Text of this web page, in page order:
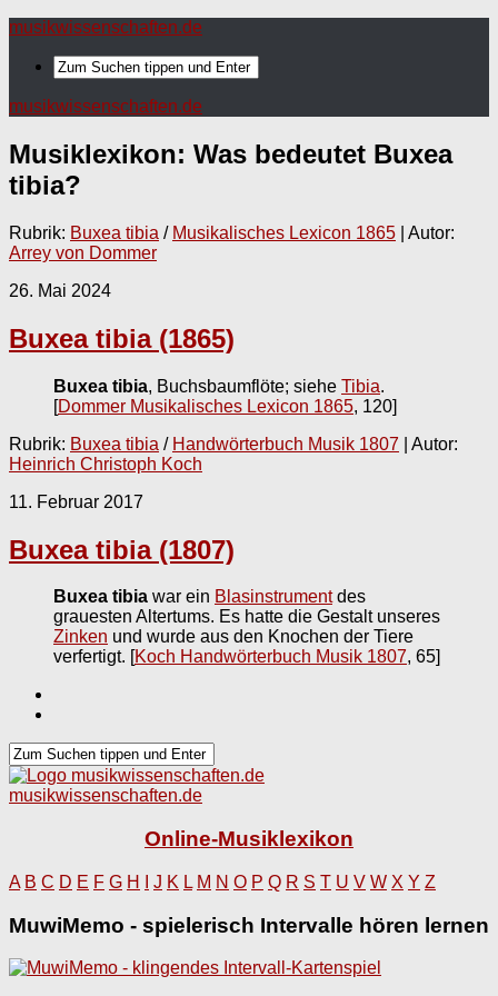
musikwissenschaften.de
musikwissenschaften.de
Musiklexikon: Was bedeutet Buxea
tibia?
Rubrik: Buxea tibia / Musikalisches Lexicon 1865 | Autor:
Arrey von Dommer
26. Mai 2024
Buxea tibia (1865)
Buxea tibia, Buchsbaumflöte; siehe Tibia.
[Dommer Musikalisches Lexicon 1865, 120]
Rubrik: Buxea tibia / Handwörterbuch Musik 1807 | Autor:
Heinrich Christoph Koch
11. Februar 2017
Buxea tibia (1807)
Buxea tibia war ein Blasinstrumentdes
grauesten Altertums. Es hatte die Gestalt unseres
Zinken und wurde aus den Knochen der Tiere
verfertigt. [Koch Handwörterbuch Musik 1807, 65]
musikwissenschaften.de
Online-Musiklexikon
A B C D E F G H J K L M N O P Q R S T U V W X Y Z
MuwiMemo - spielerisch Intervalle hören lernen